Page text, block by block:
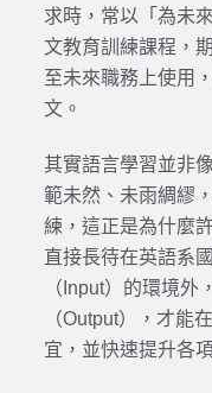
求時，常以「為未
文教育訓練課程，
至未來職務上使用
文。
其實語言學習並非
範未然、未雨綢繆
練，這正是為什麼
直接長待在英語系
（Input）的環境外
（Output），才能
宜，並快速提升各